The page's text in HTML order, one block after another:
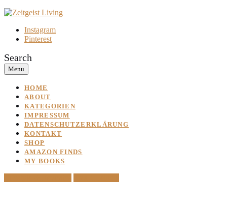
Instagram
Pinterest
Search
Menu
HOME
ABOUT
KATEGORIEN
IMPRESSUM
DATENSCHUTZERKLÄRUNG
KONTAKT
SHOP
AMAZON FINDS
MY BOOKS